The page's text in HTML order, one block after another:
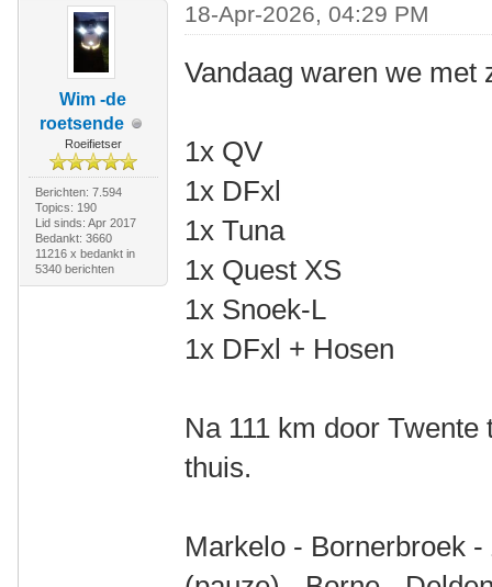
Wim -de
roetsende
Roeifietser
Berichten: 7.594
Topics: 190
Lid sinds: Apr 2017
Bedankt: 3660
11216 x bedankt in
5340 berichten
18-Apr-2026, 04:29 PM
Vandaag waren we met
1x QV
1x DFxl
1x Tuna
1x Quest XS
1x Snoek-L
1x DFxl + Hosen
Na 111 km door
thuis.
Markelo - Bornerbroek